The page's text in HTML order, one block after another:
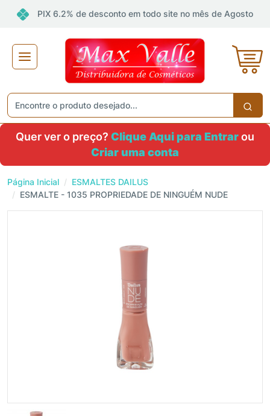
PIX 6.2% de desconto em todo site no mês de Agosto
Quer ver o preço? Clique Aqui para Entrarou
Criar uma conta
Página Inicial
ESMALTES DAILUS
ESMALTE - 1035 PROPRIEDADE DE NINGUÉM NUDE
Receba ofertas e descontos exclusivos ×
Não gosto de promoções!